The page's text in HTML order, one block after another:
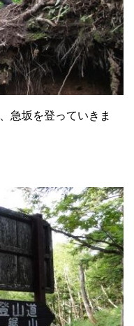
急坂を登っていきま